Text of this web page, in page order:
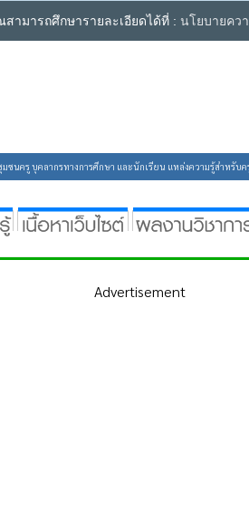
ามารถศึกษารายละเอียดได้ที่ : นโยบายคว
มชนครู บุคลากรทางการศึกษา และนักเรียน แหล่งความรู้สำหรับ
Advertisement